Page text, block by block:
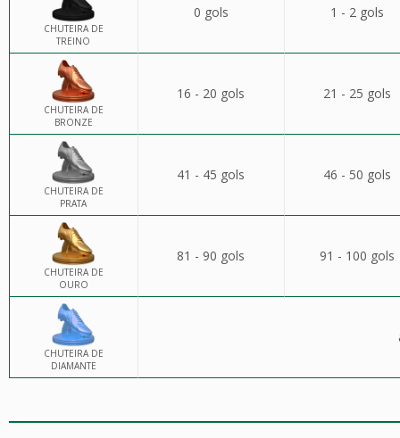
CHUTEIRA DE
TREINO
0 gols 1 - 2 gols
CHUTEIRA DE
BRONZE
16 - 20 gols 21 - 25 gols
CHUTEIRA DE
PRATA
41 - 45 gols 46 - 50 gols
CHUTEIRA DE
OURO
81 - 90 gols 91 - 100 gols
CHUTEIRA DE
DIAMANTE